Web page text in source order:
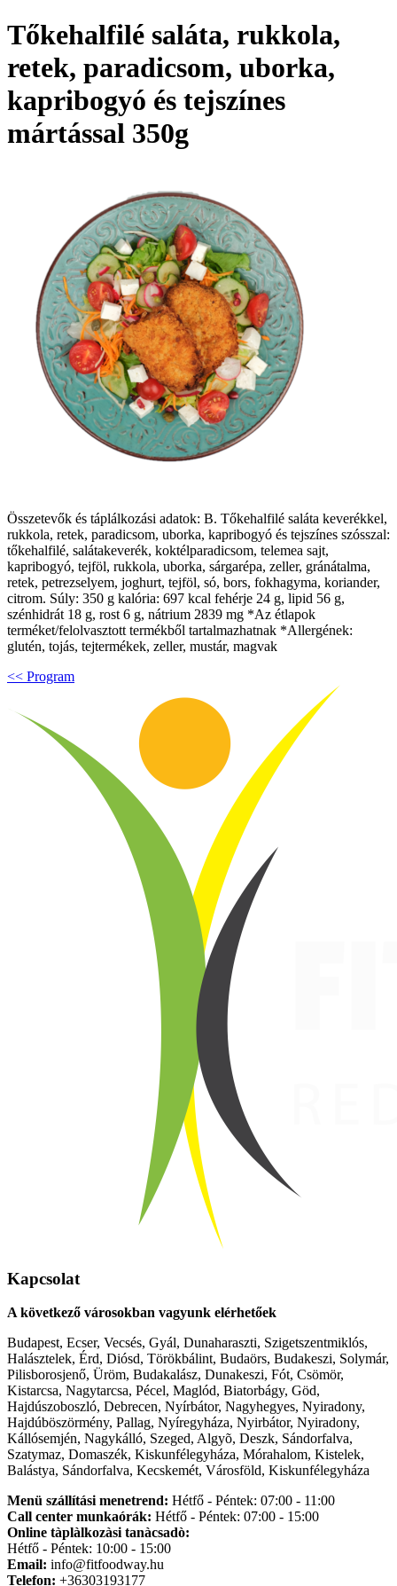
Tőkehalfilé saláta, rukkola,
retek, paradicsom, uborka,
kapribogyó és tejszínes
mártással 350g
Összetevők és táplálkozási adatok: B. Tőkehalfilé saláta keverékkel,
rukkola, retek, paradicsom, uborka, kapribogyó és tejszínes szósszal:
tőkehalfilé, salátakeverék, koktélparadicsom, telemea sajt,
kapribogyó, tejföl, rukkola, uborka, sárgarépa, zeller, gránátalma,
retek, petrezselyem, joghurt, tejföl, só, bors, fokhagyma, koriander,
citrom. Súly: 350 g kalória: 697 kcal fehérje 24 g, lipid 56 g,
szénhidrát 18 g, rost 6 g, nátrium 2839 mg *Az étlapok
terméket/felolvasztott termékből tartalmazhatnak *Allergének:
glutén, tojás, tejtermékek, zeller, mustár, magvak
<< Program
Kapcsolat
A következő városokban vagyunk elérhetőek
Budapest, Ecser, Vecsés, Gyál, Dunaharaszti, Szigetszentmiklós,
Halásztelek, Érd, Diósd, Törökbálint, Budaörs, Budakeszi, Solymár,
Pilisborosjenő, Üröm, Budakalász, Dunakeszi, Fót, Csömör,
Kistarcsa, Nagytarcsa, Pécel, Maglód, Biatorbágy, Göd,
Hajdúszoboszló, Debrecen, Nyírbátor, Nagyhegyes, Nyiradony,
Hajdúböszörmény, Pallag, Nyíregyháza, Nyirbátor, Nyiradony,
Kállósemjén, Nagykálló, Szeged, Algyõ, Deszk, Sándorfalva,
Szatymaz, Domaszék, Kiskunfélegyháza, Mórahalom, Kistelek,
Balástya, Sándorfalva, Kecskemét, Városföld, Kiskunfélegyháza
Menü szállítási menetrend: Hétfő - Péntek: 07:00 - 11:00
Call center munkaórák: Hétfő - Péntek: 07:00 - 15:00
Online tàplàlkozàsi tanàcsadò:
Hétfő - Péntek: 10:00 - 15:00
Email: info@fitfoodway.hu
Telefon: +36303193177